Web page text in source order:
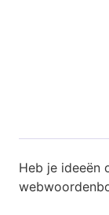
Heb je ideeën